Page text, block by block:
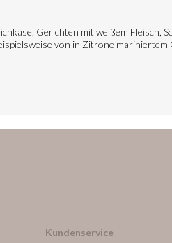
Gerichten mit weißem Fleisch,
von in Zitrone mariniertem
Kundenservice